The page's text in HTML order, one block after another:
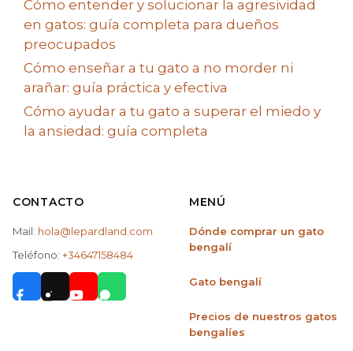
Cómo entender y solucionar la agresividad
en gatos: guía completa para dueños
preocupados
Cómo enseñar a tu gato a no morder ni
arañar: guía práctica y efectiva
Cómo ayudar a tu gato a superar el miedo y
la ansiedad: guía completa
CONTACTO
Mail: hola@lepardland.com
Teléfono: +34647158484
MENÚ
Dónde comprar un gato
bengalí
Gato bengalí
Precios de nuestros gatos
bengalíes